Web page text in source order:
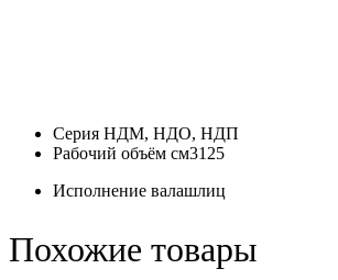
Серия НДМ, НДО, НДП
Рабочий объём см3125
Исполнение валашлиц
Похожие товары